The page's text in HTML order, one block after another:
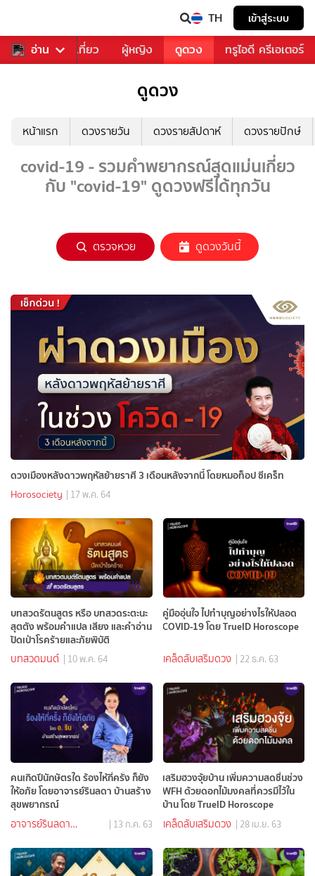
TH เข้าสู่ระบบ
อ่าน
อาหาร ท่องเที่ยว ผู้หญิง ดูดวง ทรูไอดี ครีเอเตอร์
ดูดวง
หน้าแรก ดวงรายวัน ดวงรายสัปดาห์ ดวงรายปักษ์
covid-19 - รวมคำพยากรณ์สุดแม่นเกี่ยว
กับ "covid-19" ดูดวงฟรีได้ทุกวัน
ตรวจหวย ดูดวงวันนี้
ดวงเมืองหลังดาวพฤหัสย้ายราศี 3 เดือนหลังจากนี้ โดยหมอท็อป ซีเคร็ท
Horosociety | 17 พ.ค. 64
บทสวดรัตนสูตร หรือ บทสวดระตะนะ
สุตตัง พร้อมคำแปล เสียง และคำอ่าน
ปัดเป่าโรคร้ายและภัยพิบัติ
บทสวดมนต์ | 10 พ.ค. 64
คู่มืออุ่นใจ ไปทำบุญอย่างไรให้ปลอด
COVID-19 โดย TrueID Horoscope
เคล็ดลับเสริมดวง | 22 ธ.ค. 63
คนเกิดปีนักษัตรใด ร้องไห้กี่ครั้ง ก็ยัง
ให้อภัย โดยอาจารย์รินลดา บ้านสร้าง
สุขพยากรณ์
อาจารย์รินลดา
| 13 ก.ค. 63
เสริมฮวงจุ้ยบ้าน เพิ่มความสดชื่นช่วง
WFH ด้วยดอกไม้มงคลที่ควรมีไว้ใน
บ้าน โดย TrueID Horoscope
เคล็ดลับเสริมดวง | 28 เม.ย. 63